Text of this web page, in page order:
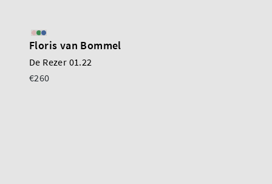
Floris van Bommel
De Rezer 01.22
€260